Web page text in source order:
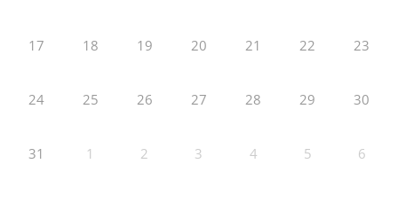
17 18 19 20 21 22 23
24 25 26 27 28 29 30
31 1 2 3 4 5 6